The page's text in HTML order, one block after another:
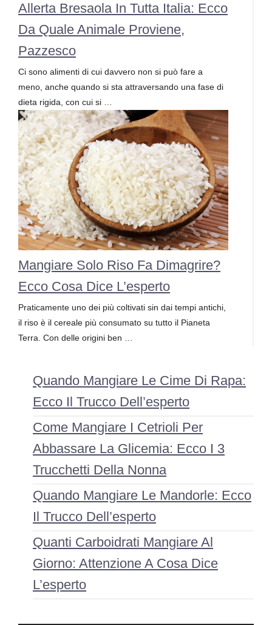
Allerta Bresaola In Tutta Italia: Ecco
Da Quale Animale Proviene,
Pazzesco
Ci sono alimenti di cui davvero non si può fare a
meno, anche quando si sta attraversando una fase di
dieta rigida, con cui si …
Mangiare Solo Riso Fa Dimagrire?
Ecco Cosa Dice L’esperto
Praticamente uno dei più coltivati sin dai tempi antichi,
il riso è il cereale più consumato su tutto il Pianeta
Terra. Con delle origini ben …
Quando Mangiare Le Cime Di Rapa:
Ecco Il Trucco Dell’esperto
Come Mangiare I Cetrioli Per
Abbassare La Glicemia: Ecco I 3
Trucchetti Della Nonna
Quando Mangiare Le Mandorle: Ecco
Il Trucco Dell’esperto
Quanti Carboidrati Mangiare Al
Giorno: Attenzione A Cosa Dice
L’esperto